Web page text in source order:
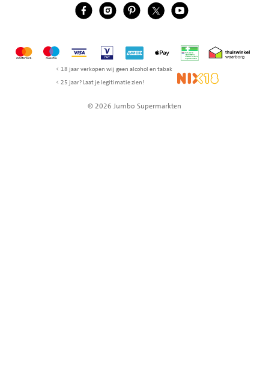
Volg ons
Jumbo Facebook
Jumbo Instagram
Jumbo Pinterest
Jumbo Twitter
Jumbo YouTube
MastercardMaestroVisa Vpay American Express
Apple Pay Thuiswinkel
< 18 jaar verkopen wij geen alcohol en tabak
< 25 jaar? Laat je legitimatie zien!
NIX18
© 2026 Jumbo Supermarkten